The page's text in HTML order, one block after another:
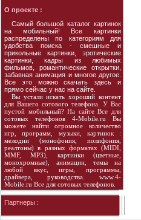
О проекте :
Cамый большой каталог картинок
на мобильный! Все картинки
распределены по категориям для
удобства поиска - смешные и
прикольные картинки, эротические
картинки, кадры из любимых
фильмов, романтические открытки,
забавная анимация и многое другое.
Все это можно скачать здесь и
прямо сейчас у нас на сайте.
Вы устали искать хороший контент
для Вашего сотового телефона. У Вас
пустой мобильный? На сайте Все для
сотовых телефонов 4-Mobile.ru Вы
можете найти огромное количество
игр, программ, музыки, картинок :
мелодии (монофония, полифония,
реалтоны) в разных форматах (MIDI,
MMF, MP3), картинки (цветные,
монохромные), анимации, темы на
любой вкус, игры, программы,
драйвера, руководства. www.4-
Mobile.ru Все для сотовых телефонов.
Партнеры :